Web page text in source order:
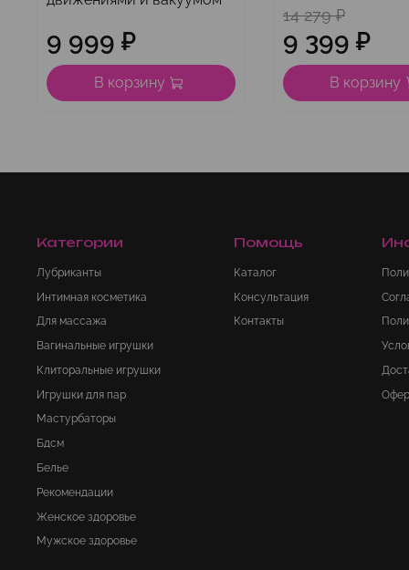
9 999 ₽
В корзину
14 279 ₽
9 399 ₽
В корзину
Категории
Лубриканты
Интимная косметика
Для массажа
Вагинальные игрушки
Клиторальные игрушки
Игрушки для пар
Мастурбаторы
Бдсм
Белье
Рекомендации
Женское здоровье
Мужское здоровье
Помощь
Каталог
Консультация
Контакты